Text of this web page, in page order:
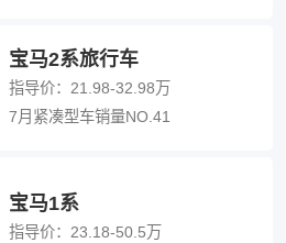
宝马2系旅行车
指导价： 21.98-32.98万
7月紧凑型车销量NO.41
宝马1系
指导价： 23.18-50.5万